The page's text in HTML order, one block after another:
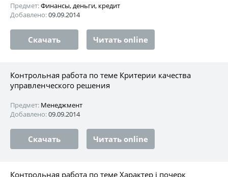
Предмет:Финансы, деньги, кредит
Добавлено:09.09.2014
Скачать Читать online
Контрольная работа по теме Критерии качества
управленческого решения
Предмет: Менеджмент
Добавлено:09.09.2014
Скачать Читать online
Контрольная работа по теме Характер і почерк